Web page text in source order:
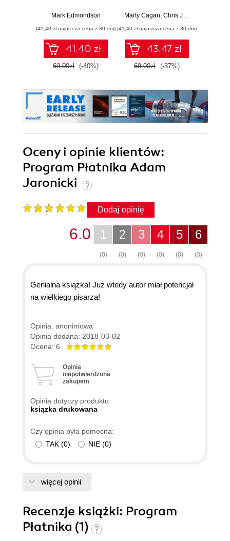
wyznaczanie
Mark Edmondson
(41,40 zł najniższa cena z 30 dni)
41.40 zł
69.00zł (-40%)
Marty Cagan Chris Jones
(41,40 zł najniższa cena z 30 dni)
43.47 zł
69.00zł (-37%)
Oceny i opinie klientów:
Program Płatnika Adam
Jaronicki
Dodaj opinię
6
(3)
5
(0)
4
(0)
3
(0)
2
(0)
1
(0)
6.0
Genialna książka! Już wtedy autor miał potencjał
na wielkiego pisarza!
Opinia: anonimowa
Opinia dodana: 2018-03-02
Ocena: 6
Opinia
niepotwierdzona
zakupem
Opinia dotyczy produktu:
ksiązka drukowana
Czy opinia była pomocna:
TAK (0) NIE (0)
więcej opinii
Recenzje książki: Program
Płatnika (1)